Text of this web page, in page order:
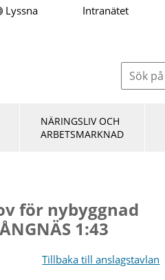
Lyssna Intranätet
NÄRINGSLIV OCH
ARBETSMARKNAD
för nybyggnad
1:43
Tillbaka till anslagstavlan